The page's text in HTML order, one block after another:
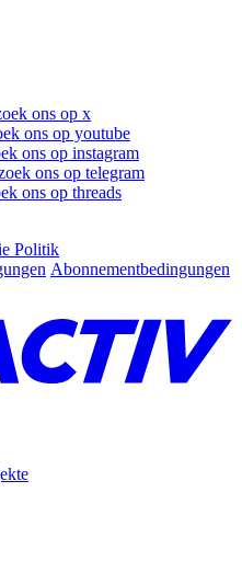
ons op x
ons op youtube
ons op instagram
ons op telegram
ons op threads
Politik
Abonnementbedingungen